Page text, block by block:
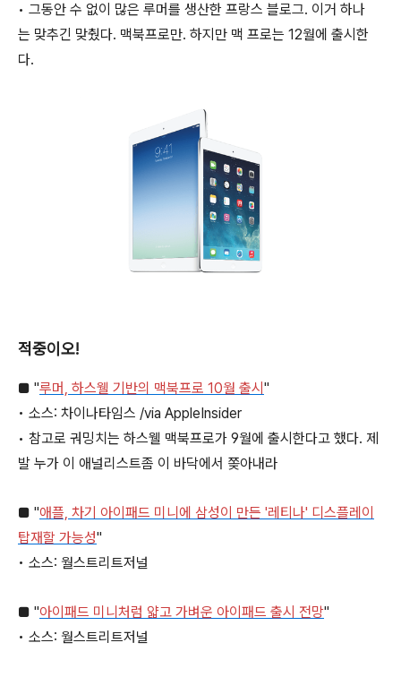
• 그동안 수 없이 많은 루머를 생산한 프랑스 블로그. 이거 하나
는 맞추긴 맞췄다. 맥북프로만. 하지만 맥 프로는 12월에 출시한
다.
적중이오!
■ "루머, 하스웰 기반의 맥북프로 10월 출시 "
• 소스: 차이나타임스 /via AppleInsider
• 참고로 궈밍치는 하스웰 맥북프로가 9월에 출시한다고 했다. 제
발 누가 이 애널리스트좀 이 바닥에서 쫒아내라
■ "애플, 차기 아이패드 미니에 삼성이 만든 '레티나' 디스플레이
탑재할 가능성"
• 소스: 월스트리트저널
■ "아이패드 미니처럼 얇고 가벼운 아이패드 출시 전망"
• 소스: 월스트리트저널